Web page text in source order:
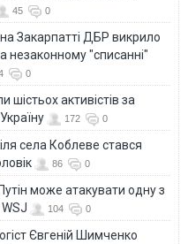
45 0
Закарпатті ДБР викрило
незаконному "списанні"
0
шістьох активістів за
172 0
села Коблеве стався
86 0
може атакувати одну з
104 0
Євгеній Шимченко